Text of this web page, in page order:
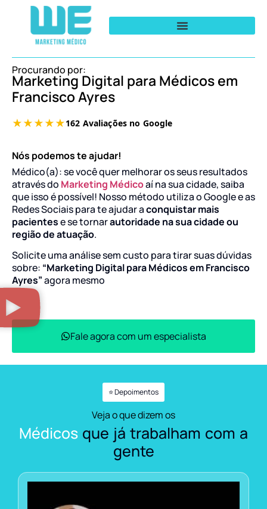
Procurando por:
Marketing Digital para Médicos em
Francisco Ayres
Nós podemos te ajudar!
Médico(a): se você quer melhorar os seus resultados
através do Marketing Médicoaí na sua cidade, saiba
que isso é possível! Nosso método utiliza o Google e as
Redes Sociais para te ajudar aconquistar mais
pacientese se tornarautoridade na sua cidade ou
região de atuação.
Solicite uma análise sem custo para tirar suas dúvidas
sobre: “Marketing Digital para Médicos em Francisco
Ayres”agora mesmo
Fale agora com um especialista
⭐ Depoimentos
Veja o que dizem os
Médicos que já trabalham com a
gente